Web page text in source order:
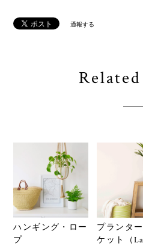
通報する
ハンギング・ロー
プ
プランタ
ケット（